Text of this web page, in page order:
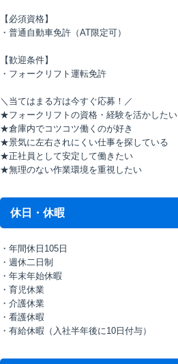
【必須資格】
・普通自動車免許（AT限定可）
【歓迎条件】
・フォークリフト運転免許
＼当てはまる方は今すぐ応募！／
★フォークリフトの資格・経験を活かしたい
★倉庫内でコツコツ働くのが好き
★景気に左右されにくい仕事を探している
★正社員として安定して働きたい
★無理のない作業環境を重視したい
休日・休暇
・年間休日105日
・週休二日制
・年末年始休暇
・育児休業
・介護休業
・看護休暇
・有給休暇（入社半年後に10日付与）